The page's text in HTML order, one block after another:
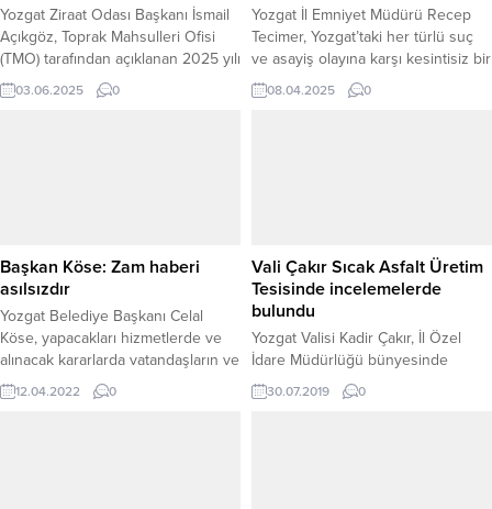
Yozgat Ziraat Odası Başkanı İsmail
Açıkgöz, Toprak Mahsulleri Ofisi
(TMO) tarafından açıklanan 2025 yılı
buğday alım fiyatlarını
değerlendirdi. Açıkgöz, açıklanan
TL başfiyatın, ton başına 1.700 TL
prim...
03.06.2025 0
Yozgat İl Emniyet Müdürü Recep
Tecimer, Yozgat’taki her türlü suç
ve asayiş olayına karşı kesintisiz bir
mücadele verdiklerini belirterek,
“Şehrimizin daha güvenilir olması
Emniyet Müdür Yardımcıları, il
merkezi ve ilçelerde...
08.04.2025 0
Başkan Köse: Zam haberi
asılsızdır
Yozgat Belediye Başkanı Celal
Köse, yapacakları hizmetlerde ve
alınacak kararlarda vatandaşların ve
esnafın yanında olacaklarını
belirterek, “Bazı yerel gazete ve
12.04.2022 0
Vali Çakır Sıcak Asfalt Üretim
Tesisinde incelemelerde
bulundu
Yozgat Valisi Kadir Çakır, İl Özel
İdare Müdürlüğü bünyesinde
faaliyet gösteren saatte 320 ton
kapasiteli sıcak asfalt üretim
30.07.2019 0